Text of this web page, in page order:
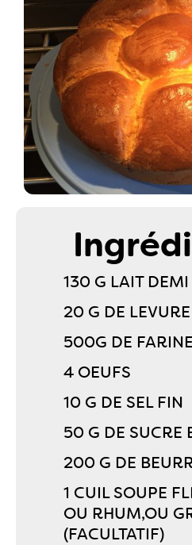
130 G LAIT DEMI
20 G DE
500G DE
4 OEUFS
10 G DE SEL FIN
50 G DE SUCRE
200 G DE
1 CUIL SOUPE
OU RHUM,OU
(FACULTATIF)